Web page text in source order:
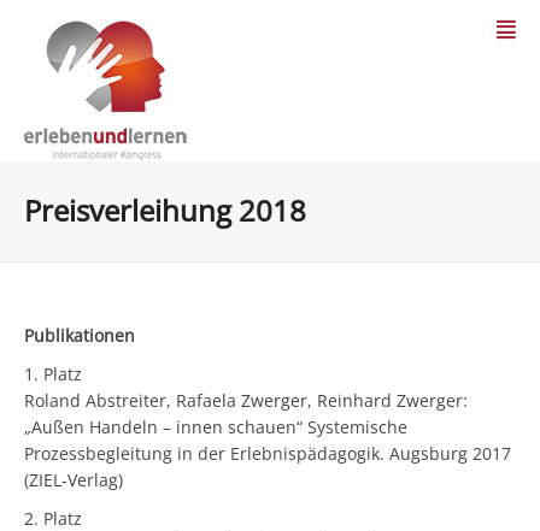
Preisverleihung 2018
Publikationen
1. Platz
Roland Abstreiter, Rafaela Zwerger, Reinhard Zwerger:
„Außen Handeln – innen schauen“ Systemische
Prozessbegleitung in der Erlebnispädagogik. Augsburg 2017
(ZIEL-Verlag)
2. Platz